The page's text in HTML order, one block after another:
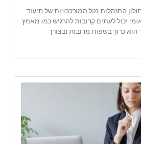
התנהלות מול המורכבויות של תיעוד
יכול לעתים קרובות להרגיש כמו מאמץ
כרוך בשפות מרובות ובצורך